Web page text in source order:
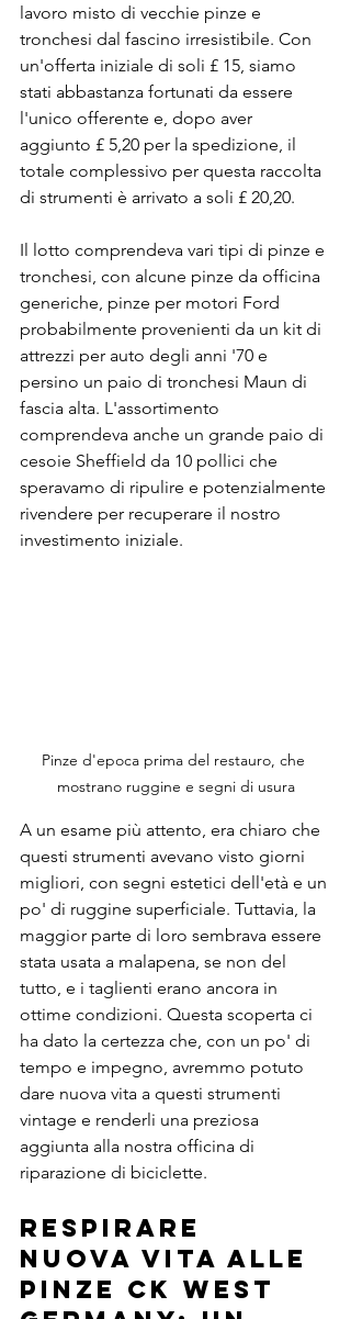
lavoro misto di vecchie pinze e
tronchesi dal fascino irresistibile. Con
un'offerta iniziale di soli £ 15, siamo
stati abbastanza fortunati da essere
l'unico offerente e, dopo aver
aggiunto £ 5,20 per la spedizione, il
totale complessivo per questa raccolta
di strumenti è arrivato a soli £ 20,20.
Il lotto comprendeva vari tipi di pinze e
tronchesi, con alcune pinze da officina
generiche, pinze per motori Ford
probabilmente provenienti da un kit di
attrezzi per auto degli anni '70 e
persino un paio di tronchesi Maun di
fascia alta. L'assortimento
comprendeva anche un grande paio di
cesoie Sheffield da 10 pollici che
speravamo di ripulire e potenzialmente
rivendere per recuperare il nostro
investimento iniziale.
Pinze d'epoca prima del restauro, che
mostrano ruggine e segni di usura
A un esame più attento, era chiaro che
questi strumenti avevano visto giorni
migliori, con segni estetici dell'età e un
po' di ruggine superficiale. Tuttavia, la
maggior parte di loro sembrava essere
stata usata a malapena, se non del
tutto, e i taglienti erano ancora in
ottime condizioni. Questa scoperta ci
ha dato la certezza che, con un po' di
tempo e impegno, avremmo potuto
dare nuova vita a questi strumenti
vintage e renderli una preziosa
aggiunta alla nostra officina di
riparazione di biciclette.
Respirare
nuova vita alle
pinze CK West